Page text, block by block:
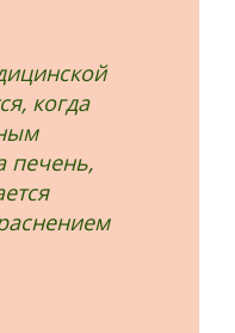
когда
печень,